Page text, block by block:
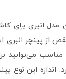
مدل انبری برای
از پینچر انبری
مناسب
اندازه این نوع